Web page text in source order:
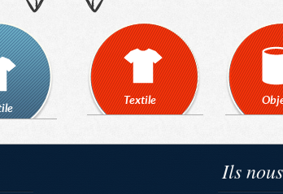
Textile
Ils